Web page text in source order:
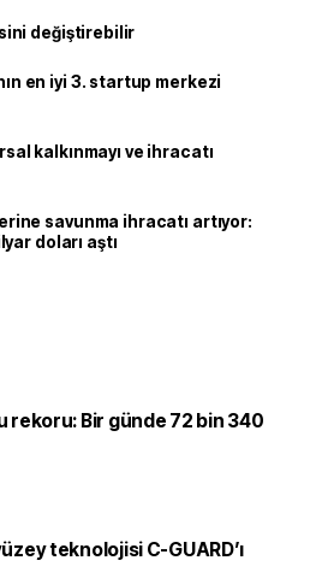
değiştirebilir
en iyi 3. startup merkezi
kalkınmayı ve ihracatı
savunma ihracatı artıyor:
doları aştı
rekoru: Bir günde 72 bin 340
teknolojisi C-GUARD’ı